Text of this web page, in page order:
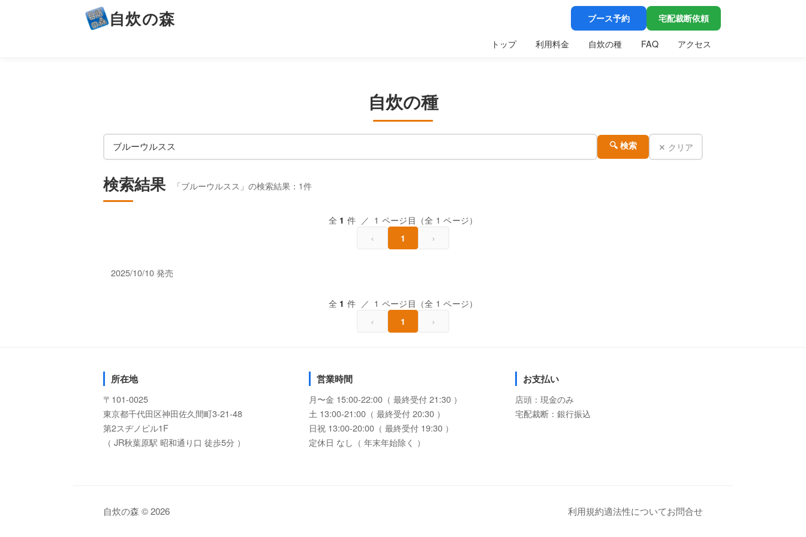
自炊の森 ブース予約 宅配裁断依頼
トップ 利用料金 自炊の種 FAQ アクセス
自炊の種
🔍 検索 ✕ クリア
検索結果 「ブルーウルスス」の検索結果：1件
全 1 件 ／ 1 ページ目（全 1 ページ）
‹ 1 ›
2025/10/10 発売
全 1 件 ／ 1 ページ目（全 1 ページ）
‹ 1 ›
所在地
〒101-0025
東京都千代田区神田佐久間町3-21-48
第2スヂノビル1F
（ JR秋葉原駅 昭和通り口 徒歩5分 ）
営業時間
月〜金 15:00-22:00（ 最終受付 21:30 ）
土 13:00-21:00（ 最終受付 20:30 ）
日祝 13:00-20:00（ 最終受付 19:30 ）
定休日 なし（ 年末年始除く ）
お支払い
店頭：現金のみ
宅配裁断：銀行振込
自炊の森 © 2026 利用規約適法性についてお問合せ